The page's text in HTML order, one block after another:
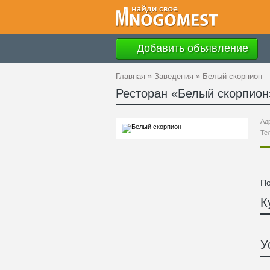
Добавить объявление
Главная » Заведения » Белый скорпион
Ресторан «Белый скорпион